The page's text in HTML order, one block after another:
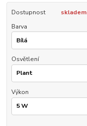
Dostupnost
skladem
Barva
Osvětlení
Výkon